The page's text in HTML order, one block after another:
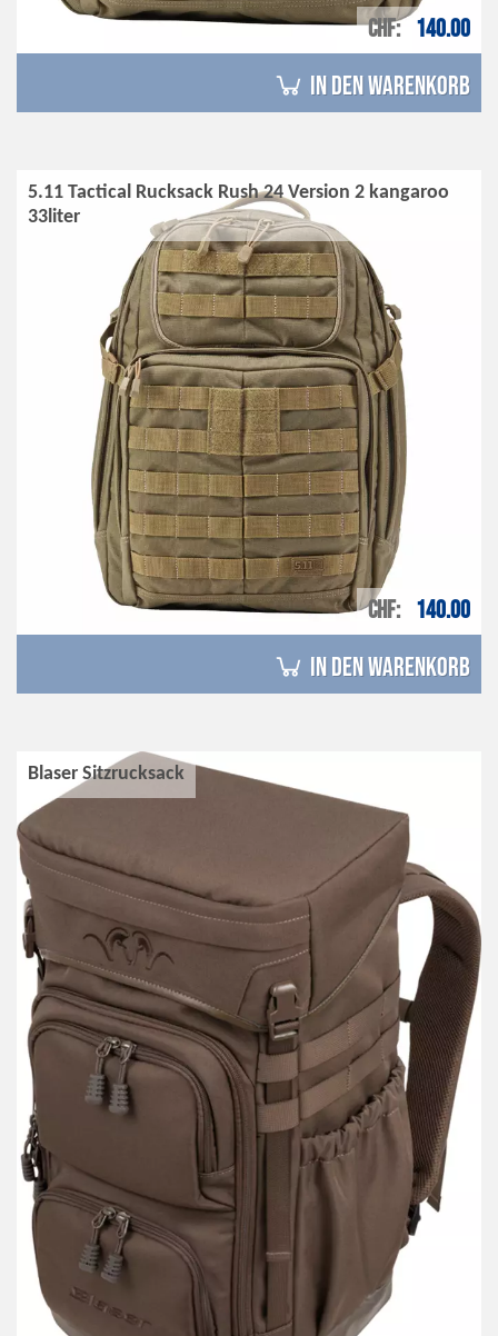
CHF 140.00
in den Warenkorb
5.11 Tactical Rucksack Rush 24 Version 2 kangaroo
33liter
CHF 140.00
in den Warenkorb
Blaser Sitzrucksack